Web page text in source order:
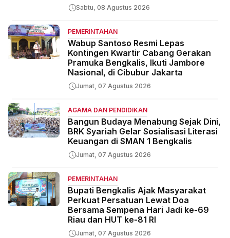
Sabtu, 08 Agustus 2026
PEMERINTAHAN
Wabup Santoso Resmi Lepas
Kontingen Kwartir Cabang Gerakan
Pramuka Bengkalis, Ikuti Jambore
Nasional, di Cibubur Jakarta
Jumat, 07 Agustus 2026
AGAMA DAN PENDIDIKAN
Bangun Budaya Menabung Sejak Dini,
BRK Syariah Gelar Sosialisasi Literasi
Keuangan di SMAN 1 Bengkalis
Jumat, 07 Agustus 2026
PEMERINTAHAN
Bupati Bengkalis Ajak Masyarakat
Perkuat Persatuan Lewat Doa
Bersama Sempena Hari Jadi ke-69
Riau dan HUT ke-81 RI
Jumat, 07 Agustus 2026